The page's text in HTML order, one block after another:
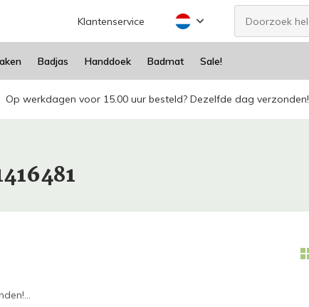
Klantenservice
Badjas Handdoek Badmat Sale!
Op werkdagen voor 15.00 uur besteld? Dezelfde dag verzonden!